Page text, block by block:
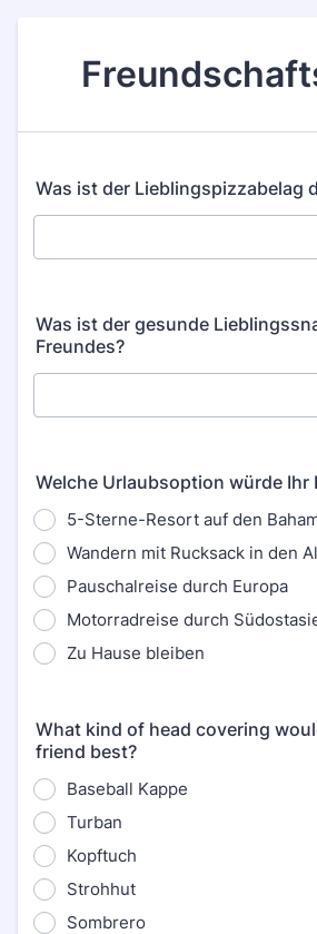
Was ist der Lieblingspizzabelag
Was ist der gesunde
Freundes?
Welche Urlaubsoption würde Ihr
5-Sterne-Resort auf den
Wandern mit Rucksack in den
Pauschalreise durch Europa
Motorradreise durch
Zu Hause bleiben
What kind of head covering
friend best?
Baseball Kappe
Turban
Kopftuch
Strohhut
Sombrero